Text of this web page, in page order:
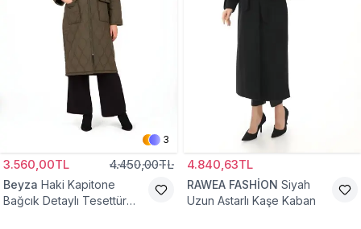
3
3.560,00TL 4.450,00TL
Beyza Haki Kapitone
Bağcık Detaylı Tesettür
4.840,63TL
RAWEA FASHİON Siyah
Uzun Astarlı Kaşe Kaban